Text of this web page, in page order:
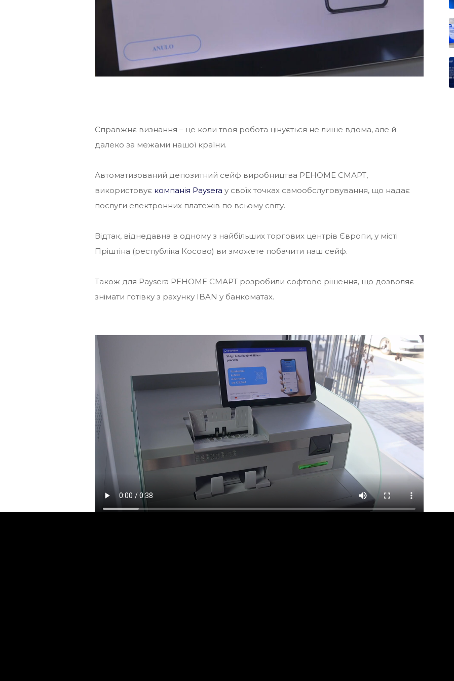
Справжнє визнання – це коли твоя робота цінується не лише вдома, але й
далеко за межами нашої країни.
Автоматизований депозитний сейф виробництва РЕНОМЕ СМАРТ,
використовує компанія Paysera у своїх точках самообслуговування, що надає
послуги електронних платежів по всьому світу.
Відтак, віднедавна в одному з найбільших торгових центрів Європи, у місті
Пріштіна (республіка Косово) ви зможете побачити наш сейф.
Також для Paysera РЕНОМЕ СМАРТ розробили софтове рішення, що дозволяє
знімати готівку з рахунку IBAN у банкоматах.